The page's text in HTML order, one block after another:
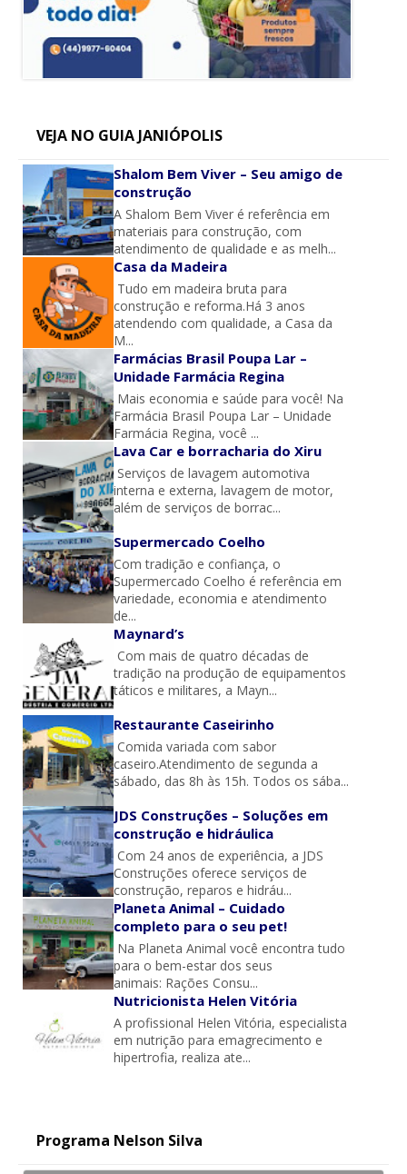
VEJA NO GUIA JANIÓPOLIS
Shalom Bem Viver – Seu amigo de
construção
A Shalom Bem Viver é referência em
materiais para construção, com
atendimento de qualidade e as melh...
Casa da Madeira
Tudo em madeira bruta para
construção e reforma.Há 3 anos
atendendo com qualidade, a Casa da
M...
Farmácias Brasil Poupa Lar –
Unidade Farmácia Regina
Mais economia e saúde para você! Na
Farmácia Brasil Poupa Lar – Unidade
Farmácia Regina, você ...
Lava Car e borracharia do Xiru
Serviços de lavagem automotiva
interna e externa, lavagem de motor,
além de serviços de borrac...
Supermercado Coelho
Com tradição e confiança, o
Supermercado Coelho é referência em
variedade, economia e atendimento
de...
Maynard’s
Com mais de quatro décadas de
tradição na produção de equipamentos
táticos e militares, a Mayn...
Restaurante Caseirinho
Comida variada com sabor
caseiro.Atendimento de segunda a
sábado, das 8h às 15h. Todos os sába...
JDS Construções – Soluções em
construção e hidráulica
Com 24 anos de experiência, a JDS
Construções oferece serviços de
construção, reparos e hidráu...
Planeta Animal – Cuidado
completo para o seu pet!
Na Planeta Animal você encontra tudo
para o bem-estar dos seus
animais: Rações Consu...
Nutricionista Helen Vitória
A profissional Helen Vitória, especialista
em nutrição para emagrecimento e
hipertrofia, realiza ate...
Programa Nelson Silva